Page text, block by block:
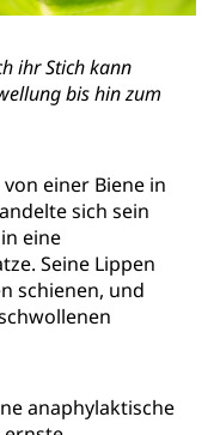
ihr Stich kann
bis hin zum
einer Biene in
sich sein
eine
Seine Lippen
schienen, und
anaphylaktische